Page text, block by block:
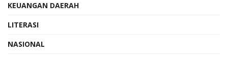
KEUANGAN DAERAH
LITERASI
NASIONAL